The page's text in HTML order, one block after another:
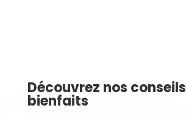
Découvrez nos conseils
bienfaits